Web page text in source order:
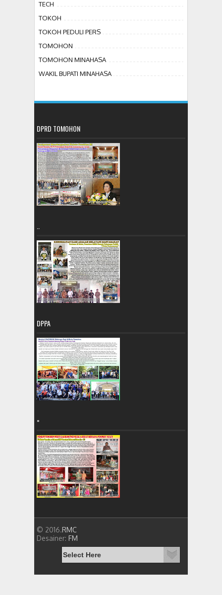
TECH
TOKOH
TOKOH PEDULI PERS
TOMOHON
TOMOHON MINAHASA
WAKIL BUPATI MINAHASA
DPRD TOMOHON
DPPA
=
© 2016.RMC
Desainer: FM